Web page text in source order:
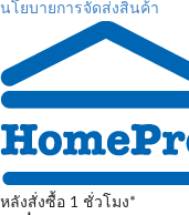
นโยบายการจัดส่งสินค้า
หลังสั่งซื้อ 1 ชั่วโมง*